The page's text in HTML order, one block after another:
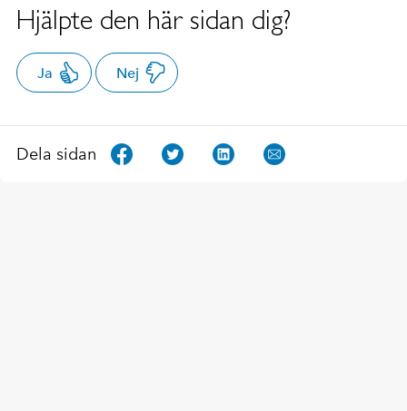
Hjälpte den här sidan dig?
Ja Nej
Dela sidan